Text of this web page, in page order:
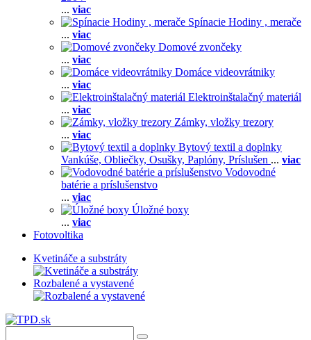
... viac
Spínacie Hodiny , merače
... viac
Domové zvončeky
... viac
Domáce videovrátniky
... viac
Elektroinštalačný materiál
... viac
Zámky, vložky trezory
... viac
Bytový textil a doplnky
Vankúše, Obliečky, Osušky, Paplóny, Príslušen ... viac
Vodovodné
batérie a príslušenstvo
... viac
Úložné boxy
... viac
Fotovoltika
Kvetináče a substráty
Rozbalené a vystavené